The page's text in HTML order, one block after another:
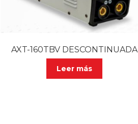
AXT-160TBV DESCONTINUADA
Leer más